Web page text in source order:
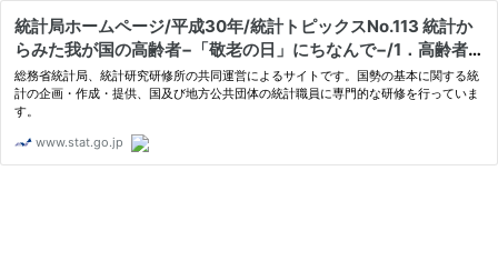
統計局ホームページ/平成30年/統計トピックスNo.113 統計か
らみた我が国の高齢者−「敬老の日」にちなんで−/1．高齢者
の人口
総務省統計局、統計研究研修所の共同運営によるサイトです。国勢の基本に関する統
計の企画・作成・提供、国及び地方公共団体の統計職員に専門的な研修を行っていま
す。
www.stat.go.jp